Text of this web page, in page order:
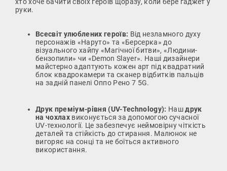
руки.
Всесвіт улюблених героїв: Від незламного духу
персонажів «Наруто» та «Берсерка» до
візуального хайпу «Магічної битви», «Людини-
бензопили» чи «Demon Slayer». Наші дизайнери
майстерно адаптують кожен арт під квадратний
блок квадрокамери та сканер відбитків пальців
на задній панелі Оппо Рено 7 5G.
Друк преміум-рівня (UV-Technology): Нашдрук
на чохлах виконується за допомогою сучасної
UV-технології. Це забезпечує неймовірну чіткість
деталей та стійкість до стирання. Малюнок не
вигоряє на сонці та не боїться активного
використання.